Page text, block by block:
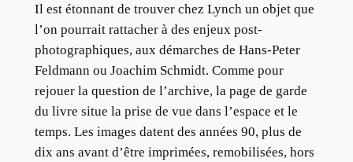
Il est étonnant de trouver chez Lynch un objet que
l’on pourrait rattacher à des enjeux post-
photographiques, aux démarches de Hans-Peter
Feldmann ou Joachim Schmidt. Comme pour
rejouer la question de l’archive, la page de garde
du livre situe la prise de vue dans l’espace et le
temps. Les images datent des années 90, plus de
dix ans avant d’être imprimées, remobilisées, hors